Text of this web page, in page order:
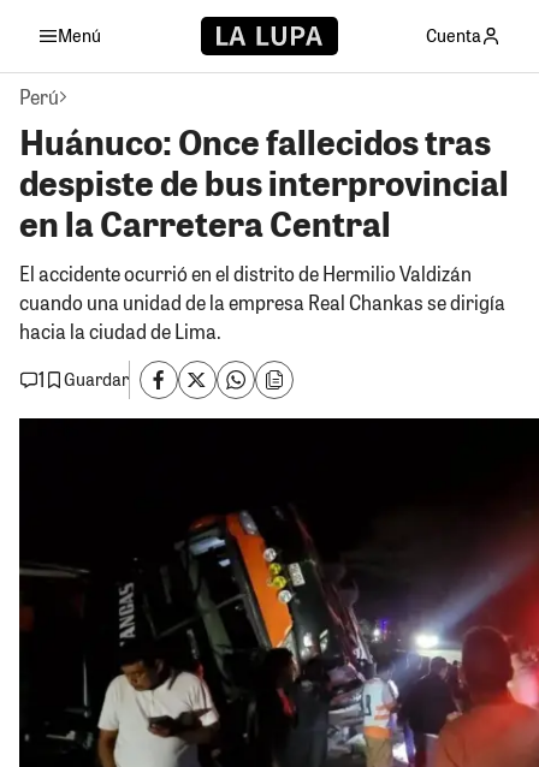
Menú Cuenta
Perú
Huánuco: Once fallecidos tras
despiste de bus interprovincial
en la Carretera Central
El accidente ocurrió en el distrito de Hermilio Valdizán
cuando una unidad de la empresa Real Chankas se dirigía
hacia la ciudad de Lima.
1
Guardar